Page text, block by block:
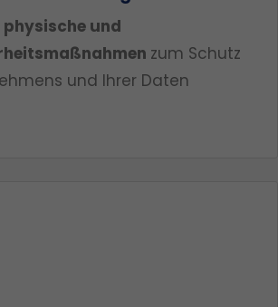
physische und
zum Schutz
und Ihrer Daten